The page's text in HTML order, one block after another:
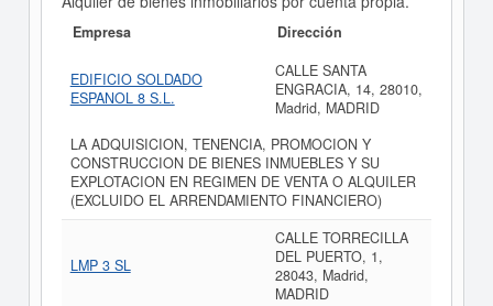
Empresa Dirección
EDIFICIO SOLDADO
ESPANOL 8 S.L.
CALLE SANTA
ENGRACIA, 14, 28010,
Madrid, MADRID
LA ADQUISICION, TENENCIA, PROMOCION Y
CONSTRUCCION DE BIENES INMUEBLES Y SU
EXPLOTACION EN REGIMEN DE VENTA O ALQUILER
(EXCLUIDO EL ARRENDAMIENTO FINANCIERO)
LMP 3 SL
CALLE TORRECILLA
DEL PUERTO, 1,
28043, Madrid,
MADRID